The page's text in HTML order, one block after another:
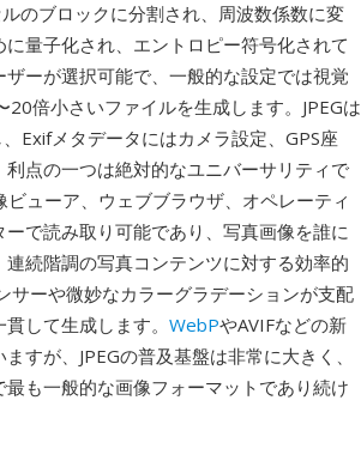
のブロックに分割され、周波数係数に変
量子化され、エントロピー符号化されて
ーが選択可能で、一般的な設定では視覚
倍小さいファイルを生成します。JPEGは
Exifメタデータにはカメラ設定、GPS座
点の一つは絶対的なユニバーサリティで
ューア、ウェブブラウザ、オペレーティ
で読み取り可能であり、写真画像を誰に
続階調の写真コンテンツに対する効率的
サーや微妙なカラーグラデーションが支配
して生成します。 WebPやAVIFなどの新
すが、JPEGの普及基盤は非常に大きく、
も一般的な画像フォーマットであり続け